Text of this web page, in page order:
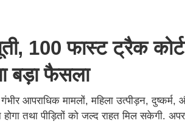
100 फास्ट ट्रैक
बड़ा फैसला
आपराधिक मामलों, महिला उत्पीड़न,
तथा पीड़ितों को जल्द राहत मिल सकेगी.